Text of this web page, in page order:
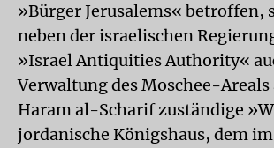
»Bürger Jerusalems« betroffen,
neben der israelischen
»Israel Antiquities Authority«
Verwaltung des Moschee-Areals
Haram al-Scharif zuständige
jordanische Königshaus, dem